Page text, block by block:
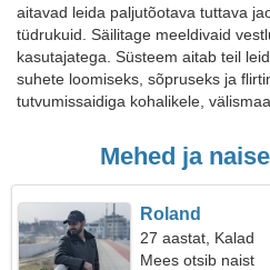
aitavad leida paljutõotava tuttava
tüdrukuid. Säilitage meeldivaid
kasutajatega. Süsteem aitab teil
suhete loomiseks, sõpruseks ja
tutvumissaidiga kohalikele,
Mehed ja
Roland
27 aastat, Kalad
Mees otsib naist